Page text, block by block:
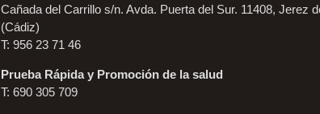
Cañada del Carrillo s/n. Avda. Puerta del Sur. 11408, Jerez
(Cádiz)
T: 956 23 71 46
Prueba Rápida y Promoción de la salud
T: 690 305 709